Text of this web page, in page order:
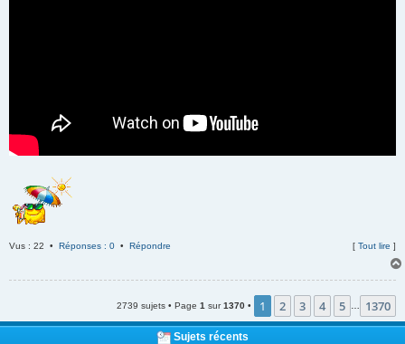
Vus : 22 • Réponses : 0 • Répondre [ Tout lire ]
2739 sujets • Page 1 sur1370 • 1 2 3 4 5 1370
Sujets récents